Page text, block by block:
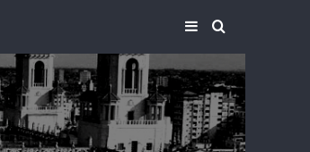
BARRA LATERAL
BUSCAR